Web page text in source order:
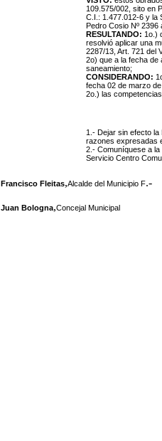
109.575/002, sito en
C.I.: 1.477.012-6 y la
Pedro Cosio Nº 2396
RESULTANDO: 1o.)
resolvió aplicar una
2287/13, Art. 721 del
2o) que a la fecha de
saneamiento;
CONSIDERANDO:
fecha 02 de marzo
2o.) las
1.- Dejar sin efecto la
razones expresadas
2.- Comuníquese a
Servicio Centro
Francisco Fleitas,Alcalde del Municipio F.-
Juan Bologna,Concejal Municipal